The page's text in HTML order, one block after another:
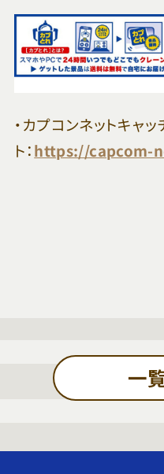
・カプコンネットキャ
ト：https://capcom-
一